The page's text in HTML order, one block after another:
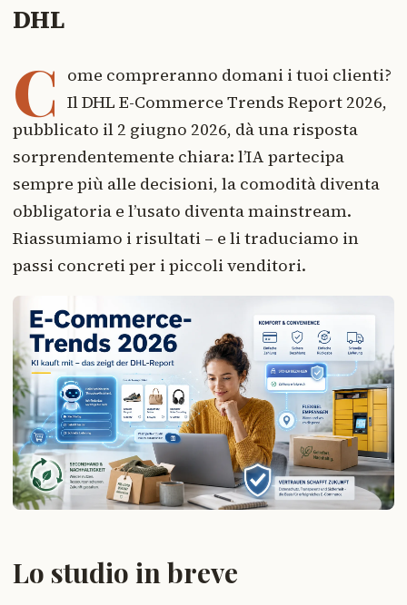
DHL
C ome compreranno domani i tuoi clienti?
Il DHL E-Commerce Trends Report 2026,
pubblicato il 2 giugno 2026, dà una risposta
sorprendentemente chiara: l’IA partecipa
sempre più alle decisioni, la comodità diventa
obbligatoria e l’usato diventa mainstream.
Riassumiamo i risultati – e li traduciamo in
passi concreti per i piccoli venditori.
Lo studio in breve